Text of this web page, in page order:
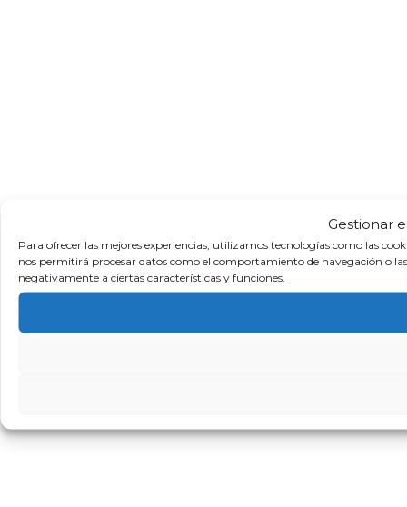
Gestionar
Para ofrecer las mejores experiencias, utilizamos tecnologías como las
nos permitirá procesar datos como el comportamiento de navegación o
negativamente a ciertas características y funciones.